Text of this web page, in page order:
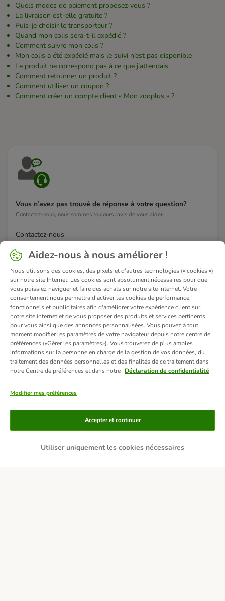
Quels modes de paiement proposez-vous ?
La livraison est-elle gratuite ?
Puis-je choisir le transporteur ?
Quand mon colis sera-t-il expédié ?
Comment suivre mon colis ?
Mon colis a été expédié mais le suivi n’est pas disponible
Le produit ne correspond pas à ce que j’attendais
Comment retourner un produit ?
Comment utiliser un coupon ?
Comment créer un compte client « Mon zooplus » ?
Vous n’avez pas trouvé de réponse à votre question?
Contactez-nous, nous sommes toujours ravis de vous aider.
Contactez-nous
Aidez-nous à nous améliorer !
Nous utilisons des cookies, des pixels et d'autres technologies (« cookies »)
sur notre site Internet. Les cookies sont absolument nécessaires pour que
vous puissiez naviguer et faire des achats sur notre site Internet. Votre
consentement nous permettra d'activer les cookies de performance,
fonctionnels et publicitaires afin d'améliorer votre expérience client sur
notre site internet et de vous proposer des produits et services pertinents
pour vous ainsi que des annonces personnalisées. Vous pouvez à tout
moment modifier les paramètres de votre navigateur depuis notre centre de
préférences («Gérer les paramètres»). Vous trouverez de plus amples
informations sur la personne en charge de la gestion de vos données, du
traitement des données personnelles et des finalités de ce traitement dans
notre Centre de préférences et dans notre Déclaration de confidentialité
Modifier mes préférences
Utiliser uniquement les cookies nécessaires
Accepter et continuer